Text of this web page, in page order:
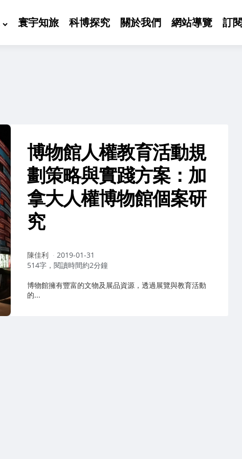
寰宇知旅 科博探究 關於我們 網站導覽 訂閱
博物館人權教育活動規
劃策略與實踐方案：加
拿大人權博物館個案研
究
作
者：
陳佳利
2019-01-31
514字，閱讀時間約2分鐘
博物館擁有豐富的文物及展品資源，透過展覽與教育活動
的...